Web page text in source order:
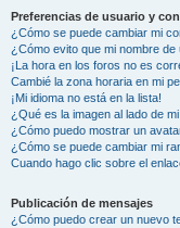
Preferencias de usuario y
¿Cómo se puede cambiar mi
¿Cómo evito que mi nombre
¡La hora en los foros no es
Cambié la zona horaria en mi
¡Mi idioma no está en la lista!
¿Qué es la imagen al lado de
¿Cómo puedo mostrar un
¿Cómo se puede cambiar mi
Cuando hago clic sobre el
Publicación de mensajes
¿Cómo puedo crear un nuevo